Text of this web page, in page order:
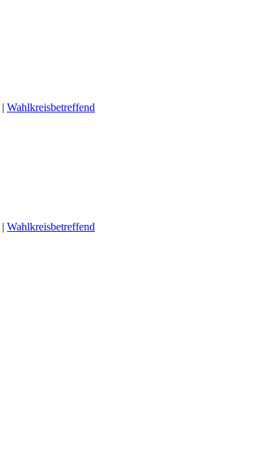
| Wahlkreisbetreffend
| Wahlkreisbetreffend